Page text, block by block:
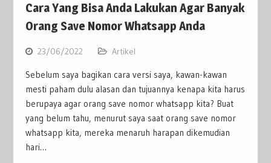
Cara Yang Bisa Anda Lakukan Agar Banyak
Orang Save Nomor Whatsapp Anda
23/06/2022 Artikel
Sebelum saya bagikan cara versi saya, kawan-kawan
mesti paham dulu alasan dan tujuannya kenapa kita harus
berupaya agar orang save nomor whatsapp kita? Buat
yang belum tahu, menurut saya saat orang save nomor
whatsapp kita, mereka menaruh harapan dikemudian
hari…